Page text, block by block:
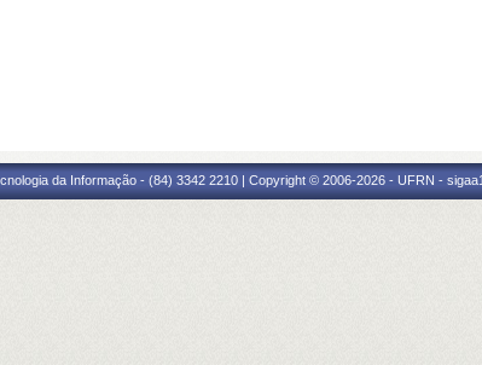
da Informação - (84) 3342 2210 | Copyright © 2006-2026 - UFRN -